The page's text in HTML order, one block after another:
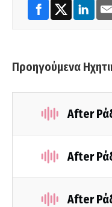
Προηγούμενα
After
After
After